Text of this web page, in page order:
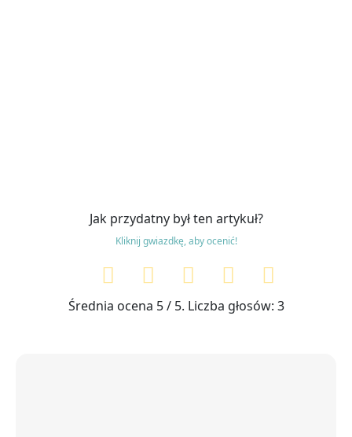
Jak przydatny był ten artykuł?
Kliknij gwiazdkę, aby ocenić!
Średnia ocena 5/ 5. Liczba głosów: 3